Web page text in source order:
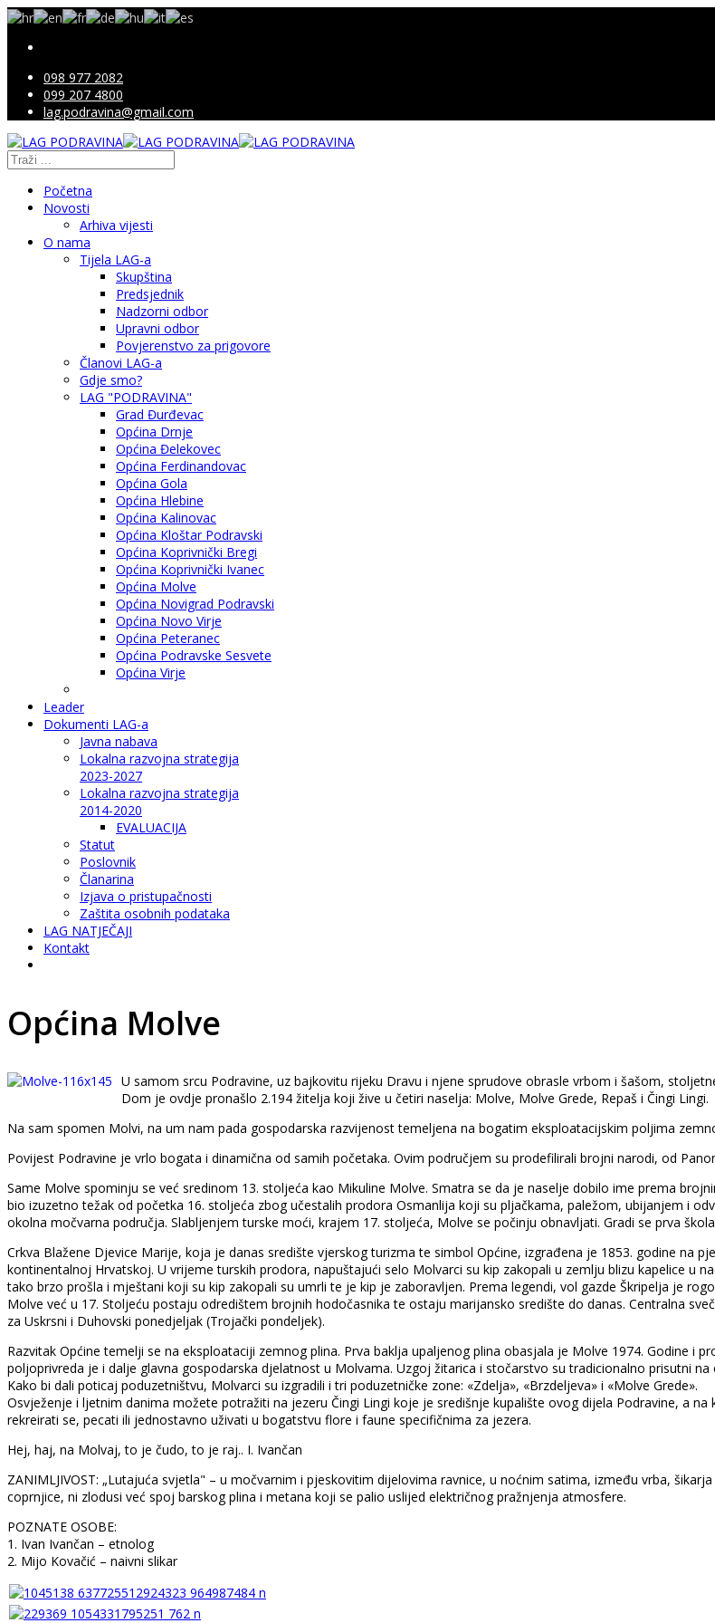
098 977 2082
099 207 4800
lag.podravina@gmail.com
Početna
Novosti
Arhiva vijesti
O nama
Tijela LAG-a
Skupština
Predsjednik
Nadzorni odbor
Upravni odbor
Povjerenstvo za prigovore
Članovi LAG-a
Gdje smo?
LAG "PODRAVINA"
Grad Đurđevac
Općina Drnje
Općina Đelekovec
Općina Ferdinandovac
Općina Gola
Općina Hlebine
Općina Kalinovac
Općina Kloštar Podravski
Općina Koprivnički Bregi
Općina Koprivnički Ivanec
Općina Molve
Općina Novigrad Podravski
Općina Novo Virje
Općina Peteranec
Općina Podravske Sesvete
Općina Virje
Leader
Dokumenti LAG-a
Javna nabava
Lokalna razvojna strategija
2023-2027
Lokalna razvojna strategija
2014-2020
EVALUACIJA
Statut
Poslovnik
Članarina
Izjava o pristupačnosti
Zaštita osobnih podataka
LAG NATJEČAJI
Kontakt
Općina Molve
U samom srcu Podravine, uz bajkovitu rijeku Dravu i njene sprudove obrasle vrbom i šašom,
Dom je ovdje pronašlo 2.194 žitelja koji žive u četiri naselja: Molve, Molve Grede, Repaš i Čingi Lingi.
Na sam spomen Molvi, na um nam pada gospodarska razvijenost temeljena na bogatim eksploatacijskim poljima
Povijest Podravine je vrlo bogata i dinamična od samih početaka. Ovim područjem su prodefilirali brojni narodi, od
Same Molve spominju se već sredinom 13. stoljeća kao Mikuline Molve. Smatra se da je naselje dobilo ime prema
bio izuzetno težak od početka 16. stoljeća zbog učestalih prodora Osmanlija koji su pljačkama, paležom, ubijanjem i
okolna močvarna područja. Slabljenjem turske moći, krajem 17. stoljeća, Molve se počinju obnavljati. Gradi se prva
Crkva Blažene Djevice Marije, koja je danas središte vjerskog turizma te simbol Općine, izgrađena je 1853. godine na
kontinentalnoj Hrvatskoj. U vrijeme turskih prodora, napuštajući selo Molvarci su kip zakopali u zemlju blizu kapelice u
tako brzo prošla i mještani koji su kip zakopali su umrli te je kip je zaboravljen. Prema legendi, vol gazde Škripelja je
Molve već u 17. Stoljeću postaju odredištem brojnih hodočasnika te ostaju marijansko središte do danas. Centralna
za Uskrsni i Duhovski ponedjeljak (Trojački pondeljek).
Razvitak Općine temelji se na eksploataciji zemnog plina. Prva baklja upaljenog plina obasjala je Molve 1974. Godine i
poljoprivreda je i dalje glavna gospodarska djelatnost u Molvama. Uzgoj žitarica i stočarstvo su tradicionalno prisutni
Kako bi dali poticaj poduzetništvu, Molvarci su izgradili i tri poduzetničke zone: «Zdelja», «Brzdeljeva» i «Molve Grede».
Osvježenje i ljetnim danima možete potražiti na jezeru Čingi Lingi koje je središnje kupalište ovog dijela Podravine, a
rekreirati se, pecati ili jednostavno uživati u bogatstvu flore i faune specifičnima za jezera.
Hej, haj, na Molvaj, to je čudo, to je raj.. I. Ivančan
ZANIMLJIVOST: „Lutajuća svjetla" – u močvarnim i pjeskovitim dijelovima ravnice, u noćnim satima, između vrba,
coprnjice, ni zlodusi već spoj barskog plina i metana koji se palio uslijed električnog pražnjenja atmosfere.
POZNATE OSOBE:
1. Ivan Ivančan – etnolog
2. Mijo Kovačić – naivni slikar